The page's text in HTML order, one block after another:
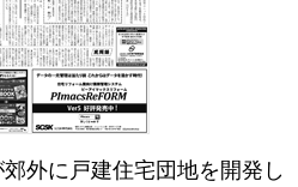
外に戸建住宅団地を開発し